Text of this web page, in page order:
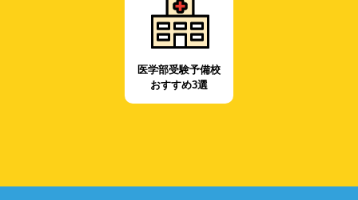
医学部受験予備校
おすすめ3選